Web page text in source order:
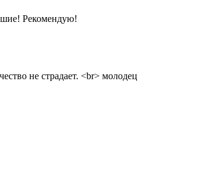
Рекомендую!
не страдает. <br> молодец